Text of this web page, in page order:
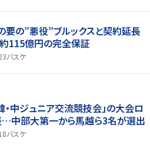
要の”悪役”ブルックスと契約延長
115億円の完全保証
バスケ
・中ジュニア交流競技会」の大会ロ
…中部大第一から馬越ら3名が選出
バスケ